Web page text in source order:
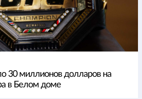
30 миллионов долларов на
в Белом доме